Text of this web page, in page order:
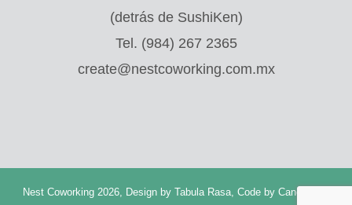
(detrás de SushiKen)
Tel. (984) 267 2365
create@nestcoworking.com.mx
Nest Coworking 2026, Design by Tabula Rasa, Code by Cancerbero